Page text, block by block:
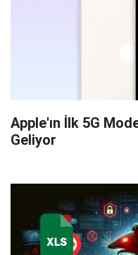
Apple'ın İlk 5G
Geliyor